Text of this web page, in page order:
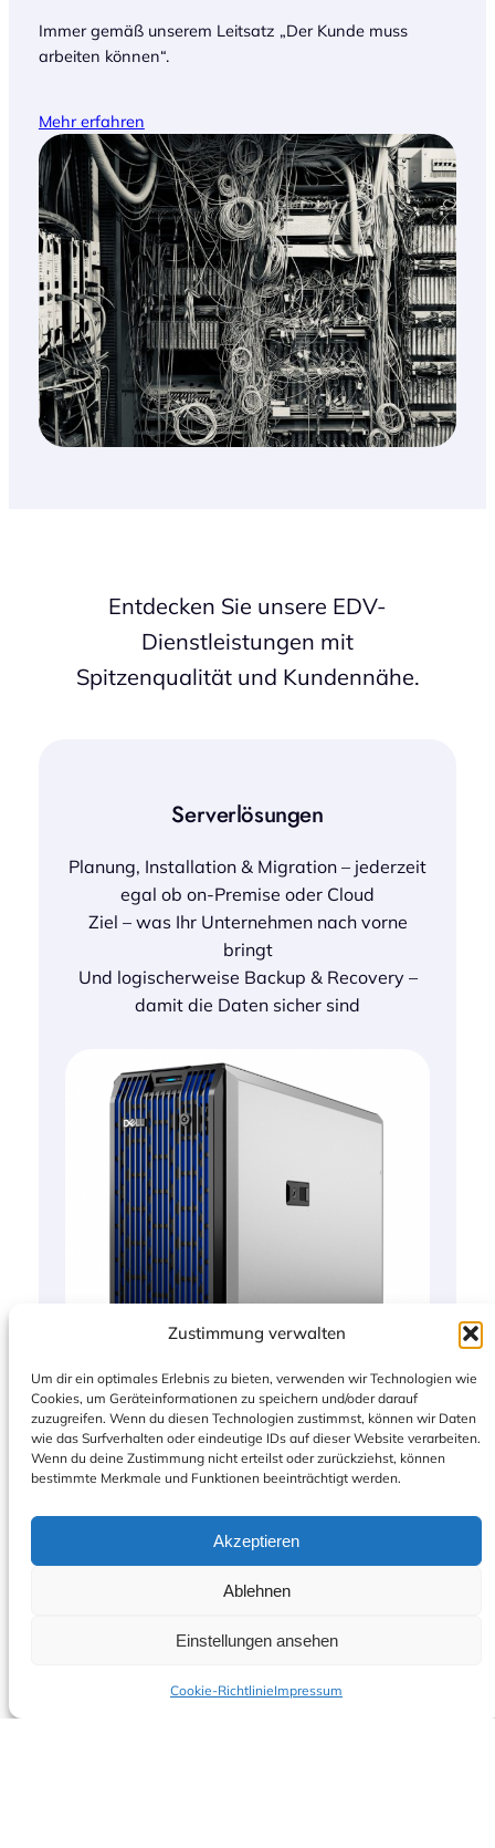
Zustimmung verwalten
Um dir ein optimales Erlebnis zu bieten, verwenden wir Technologien wie
Cookies, um Geräteinformationen zu speichern und/oder darauf
zuzugreifen. Wenn du diesen Technologien zustimmst, können wir Daten
wie das Surfverhalten oder eindeutige IDs auf dieser Website verarbeiten.
Wenn du deine Zustimmung nicht erteilst oder zurückziehst, können
bestimmte Merkmale und Funktionen beeinträchtigt werden.
Akzeptieren
Ablehnen
Einstellungen ansehen
Cookie-RichtlinieImpressum
Immer gemäß unserem Leitsatz „Der Kunde muss
arbeiten können“.
Mehr erfahren
Entdecken Sie unsere EDV-
Dienstleistungen mit
Spitzenqualität und Kundennähe.
Serverlösungen
Planung, Installation & Migration – jederzeit
egal ob on-Premise oder Cloud
Ziel – was Ihr Unternehmen nach vorne
bringt
Und logischerweise Backup & Recovery –
damit die Daten sicher sind
Client-Betreuung
Notebook, PC, Workstation, Tablet, Handy
Beratung, Installation, Absicherung &
fachgerechte Entsorgung bei Bedarf